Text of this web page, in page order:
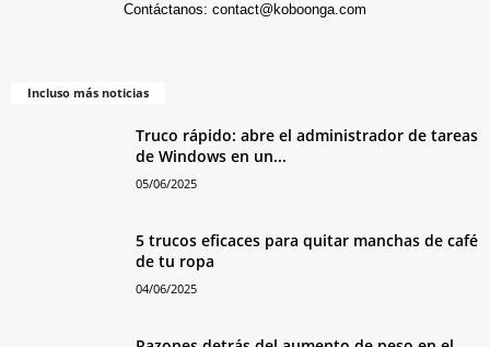
Contáctanos: contact@koboonga.com
Incluso más noticias
Truco rápido: abre el administrador de tareas
de Windows en un...
05/06/2025
5 trucos eficaces para quitar manchas de café
de tu ropa
04/06/2025